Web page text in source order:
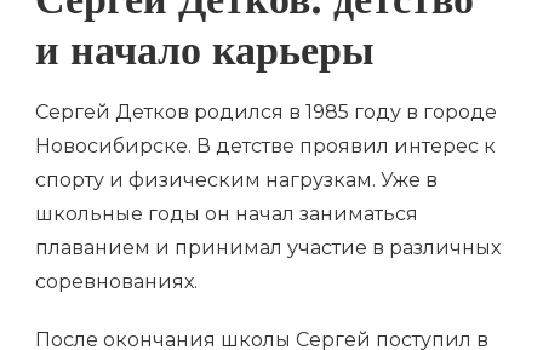
и начало карьеры
Сергей Детков родился в 1985 году в городе
Новосибирске. В детстве проявил интерес к
спорту и физическим нагрузкам. Уже в
школьные годы он начал заниматься
плаванием и принимал участие в различных
соревнованиях.
После окончания школы Сергей поступил в